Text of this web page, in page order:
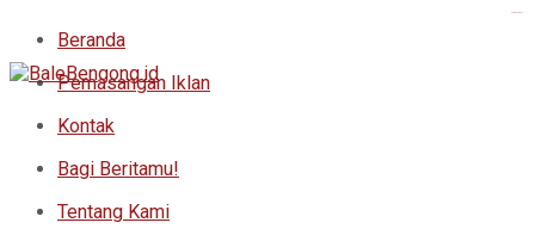
Beranda
Pemasangan Iklan
Kontak
Bagi Beritamu!
Tentang Kami